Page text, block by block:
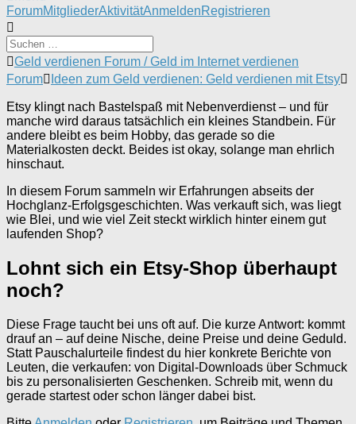
Forum-
Navigation
ForumMitgliederAktivitätAnmeldenRegistrieren
Forum-
Breadcrumbs
-
Du
bist
hier:
Geld verdienen Forum / Geld im Internet verdienen
Forum
Ideen zum Geld verdienen: Geld verdienen mit Etsy
Etsy klingt nach Bastelspaß mit Nebenverdienst – und für
manche wird daraus tatsächlich ein kleines Standbein. Für
andere bleibt es beim Hobby, das gerade so die
Materialkosten deckt. Beides ist okay, solange man ehrlich
hinschaut.
In diesem Forum sammeln wir Erfahrungen abseits der
Hochglanz-Erfolgsgeschichten. Was verkauft sich, was liegt
wie Blei, und wie viel Zeit steckt wirklich hinter einem gut
laufenden Shop?
Lohnt sich ein Etsy-Shop überhaupt
noch?
Diese Frage taucht bei uns oft auf. Die kurze Antwort: kommt
drauf an – auf deine Nische, deine Preise und deine Geduld.
Statt Pauschalurteile findest du hier konkrete Berichte von
Leuten, die verkaufen: von Digital-Downloads über Schmuck
bis zu personalisierten Geschenken. Schreib mit, wenn du
gerade startest oder schon länger dabei bist.